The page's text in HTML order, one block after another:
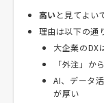
高いと見てよい
理由は以下の通
大企業のDX
「外注」か
AI、データ
が厚い